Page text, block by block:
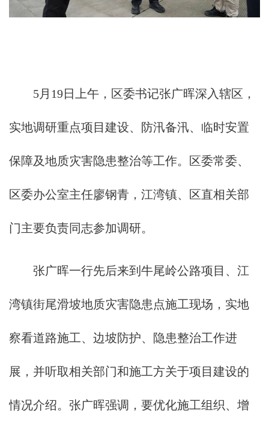
5月19日上午，区委书记张广晖深入辖区，
实地调研重点项目建设、防汛备汛、临时安置
保障及地质灾害隐患整治等工作。区委常委、
区委办公室主任廖钢青，江湾镇、区直相关部
门主要负责同志参加调研。
张广晖一行先后来到牛尾岭公路项目、江
湾镇街尾滑坡地质灾害隐患点施工现场，实地
察看道路施工、边坡防护、隐患整治工作进
展，并听取相关部门和施工方关于项目建设的
情况介绍。张广晖强调，要优化施工组织、增